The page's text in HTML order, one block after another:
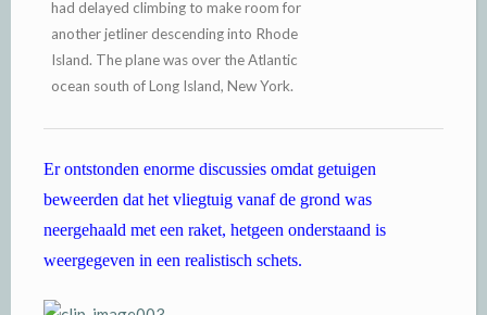
had delayed climbing to make room for
another jetliner descending into Rhode
Island. The plane was over the Atlantic
ocean south of Long Island, New York.
Er ontstonden enorme discussies omdat getuigen
beweerden dat het vliegtuig vanaf de grond was
neergehaald met een raket, hetgeen onderstaand is
weergegeven in een realistisch schets.